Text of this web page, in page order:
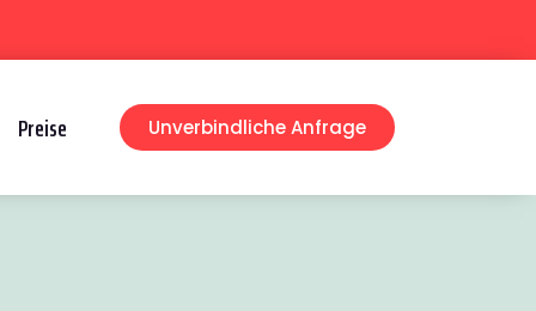
Preise Unverbindliche Anfrage